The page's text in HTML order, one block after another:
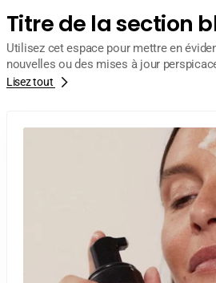
Titre de la section
Utilisez cet espace pour mettre en
nouvelles ou des mises à jour
Lisez tout